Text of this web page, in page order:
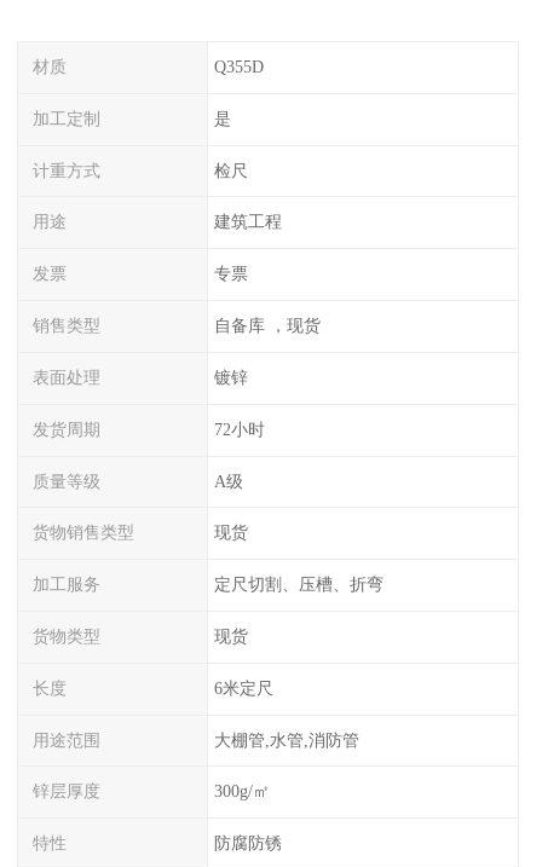
材质 Q355D
加工定制 是
计重方式 检尺
用途 建筑工程
发票 专票
销售类型 自备库 ，现货
表面处理 镀锌
发货周期 72小时
质量等级 A级
货物销售类型 现货
加工服务 定尺切割、压槽、折弯
货物类型 现货
长度 6米定尺
用途范围 大棚管,水管,消防管
锌层厚度 300g/㎡
特性 防腐防锈